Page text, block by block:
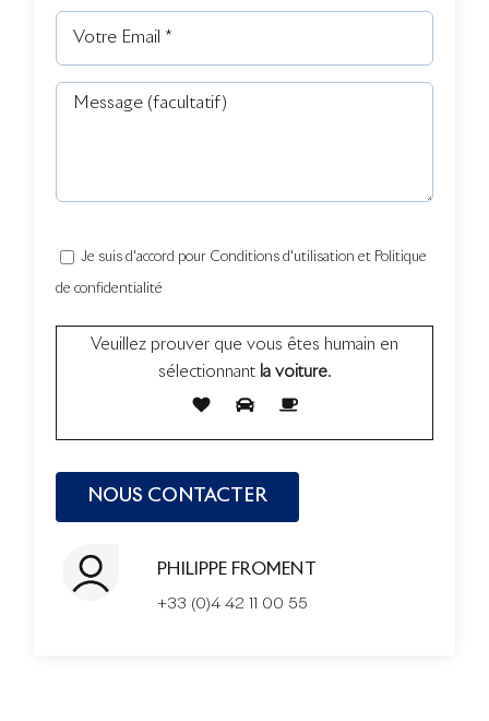
Je suis d'accord pour Conditions d'utilisation et Politique
de confidentialité
Veuillez prouver que vous êtes humain en
sélectionnantla voiture.
PHILIPPE FROMENT
+33 (0)4 42 11 00 55